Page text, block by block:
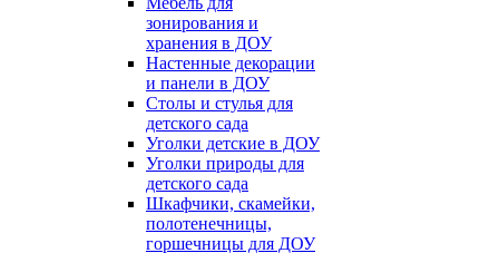
зонирования и
хранения в ДОУ
Настенные декорации
и панели в ДОУ
Столы и стулья для
детского сада
Уголки детские в ДОУ
Уголки природы для
детского сада
Шкафчики, скамейки,
полотенечницы,
горшечницы для ДОУ